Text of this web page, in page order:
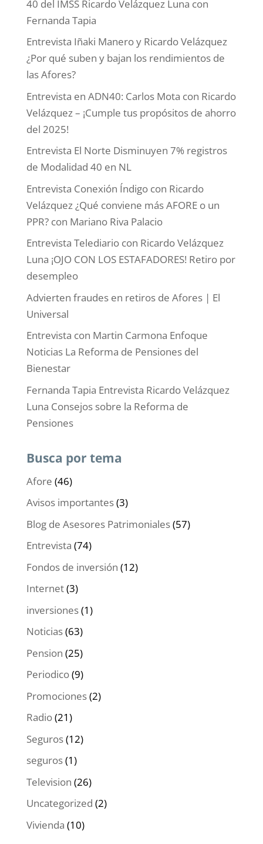
40 del IMSS Ricardo Velázquez Luna con
Fernanda Tapia
Entrevista Iñaki Manero y Ricardo Velázquez
¿Por qué suben y bajan los rendimientos de
las Afores?
Entrevista en ADN40: Carlos Mota con Ricardo
Velázquez – ¡Cumple tus propósitos de ahorro
del 2025!
Entrevista El Norte Disminuyen 7% registros
de Modalidad 40 en NL
Entrevista Conexión Índigo con Ricardo
Velázquez ¿Qué conviene más AFORE o un
PPR? con Mariano Riva Palacio
Entrevista Telediario con Ricardo Velázquez
Luna ¡OJO CON LOS ESTAFADORES! Retiro por
desempleo
Advierten fraudes en retiros de Afores | El
Universal
Entrevista con Martin Carmona Enfoque
Noticias La Reforma de Pensiones del
Bienestar
Fernanda Tapia Entrevista Ricardo Velázquez
Luna Consejos sobre la Reforma de
Pensiones
Busca por tema
Afore (46)
Avisos importantes(3)
Blog de Asesores Patrimoniales(57)
Entrevista (74)
Fondos de inversión (12)
Internet(3)
inversiones(1)
Noticias(63)
Pension (25)
Periodico(9)
Promociones(2)
Radio(21)
Seguros(12)
seguros(1)
Television (26)
Uncategorized (2)
Vivienda (10)